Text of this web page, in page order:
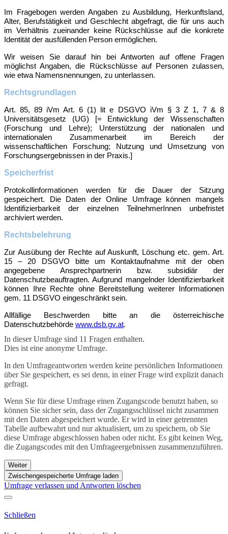
Im Fragebogen werden Angaben zu Ausbildung, Herkunftsland,
Alter, Berufstätigkeit und Geschlecht abgefragt, die für uns auch
im Verhältnis zueinander keine Rückschlüsse auf die konkrete
Identität der ausfüllenden Person ermöglichen.
Wir weisen Sie darauf hin bei Antworten auf offene Fragen
möglichst Angaben, die Rückschlüsse auf Personen zulassen,
wie etwa Namensnennungen, zu unterlassen.
Rechtsgrundlagen
Art. 85, 89 iVm Art. 6 (1) lit e DSGVO iVm § 3 Z 1, 7 & 8
Universitätsgesetz (UG)
[= Entwicklung der Wissenschaften
(Forschung und Lehre); Unterstützung der nationalen und
internationalen Zusammenarbeit im Bereich der
wissenschaftlichen Forschung; Nutzung und Umsetzung von
Forschungsergebnissen in der Praxis.]
Speicherfrist
Protokollinformationen werden für die Dauer der Sitzung
gespeichert. Die Daten der Online Umfrage können mangels
Identifizierbarkeit der einzelnen TeilnehmerInnen unbefristet
archiviert werden.
Rechtsbelehrung
Zur Ausübung der Rechte auf Auskunft, Löschung etc. gem. Art.
15 – 20 DSGVO bitte um Kontaktaufnahme mit der oben
angegebene Ansprechpartnerin bzw. subsidiär der
Datenschutzbeauftragten. Aufgrund mangelnder Identifizierbarkeit
können Ihre Rechte ohne Bereitstellung weiterer Informationen
gem. 11 DSGVO eingeschränkt sein.
Allfällige Beschwerden bitte an die österreichische
Datenschutzbehörde www.dsb.gv.at.
In dieser Umfrage sind 11 Fragen enthalten.
Dies ist eine anonyme Umfrage.
In den Umfrageantworten werden keine persönlichen Informationen
über Sie gespeichert, es sei denn, in einer Frage wird explizit danach
gefragt.
Wenn Sie für diese Umfrage einen Zugangscode benutzt haben, so
können Sie sicher sein, dass der Zugangsschlüssel nicht zusammen
mit den Daten abgespeichert wurde. Er wird in einer getrennten
Tabelle aufbewahrt und nur aktualisiert, um zu speichern, ob Sie
diese Umfrage abgeschlossen haben oder nicht. Es gibt keinen Weg,
die Zugangscodes mit den Umfrageergebnissen zusammenzuführen.
Weiter
Zwischengespeicherte Umfrage laden
Umfrage verlassen und Antworten löschen
Schließen